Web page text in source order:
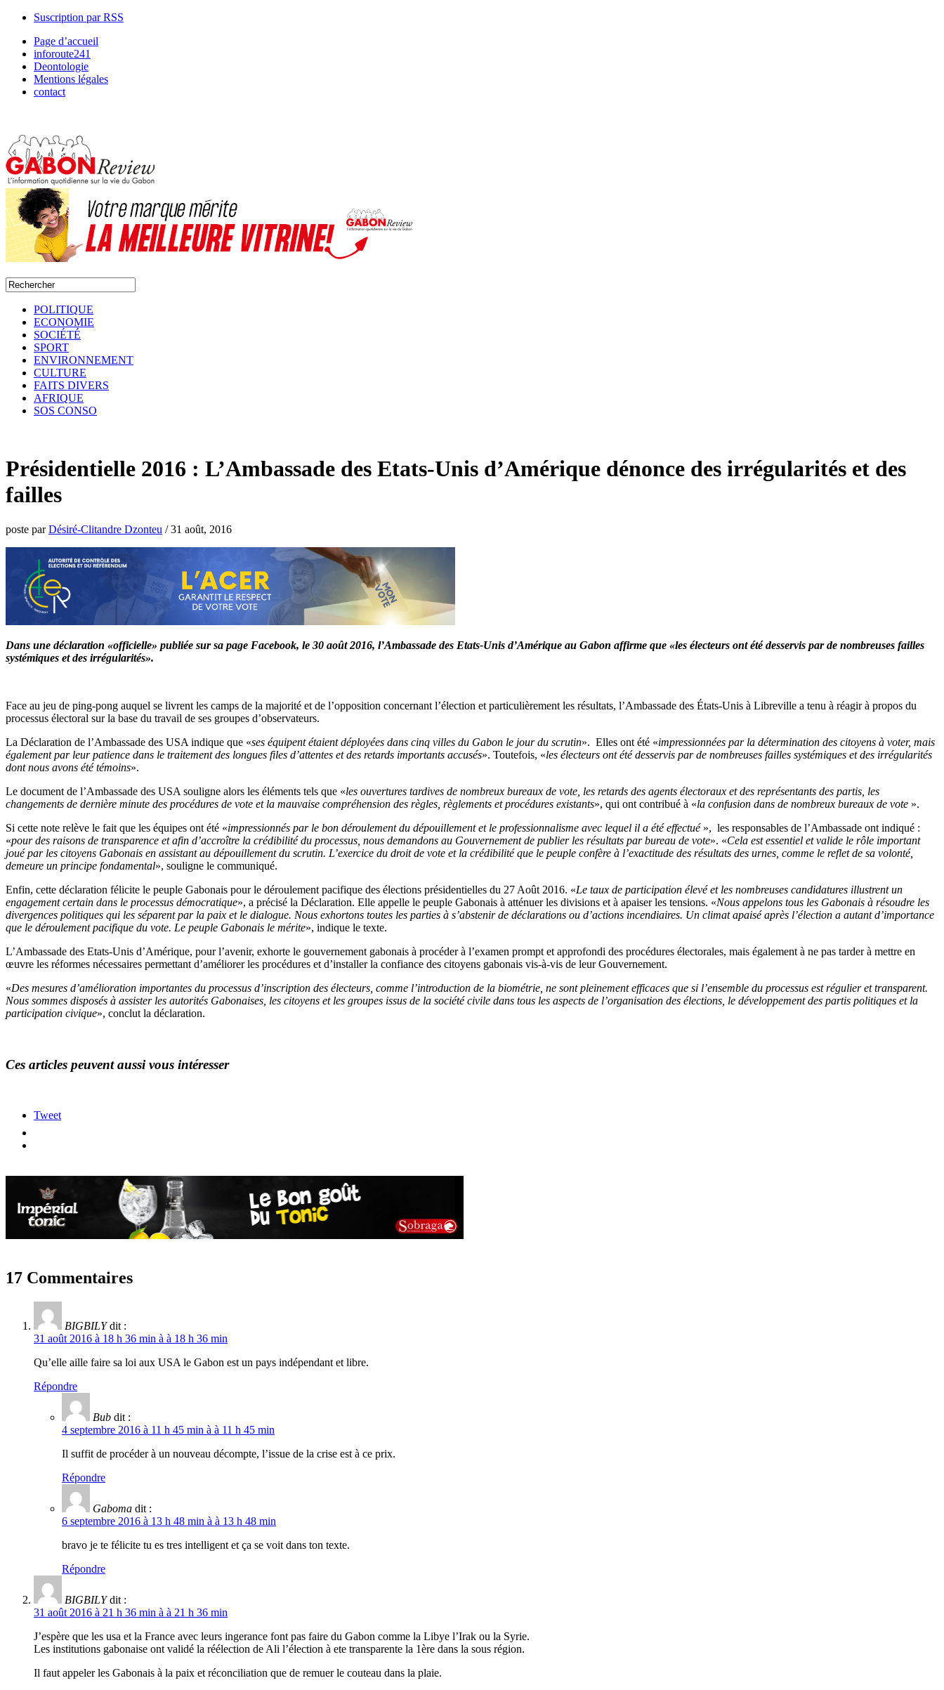
Suscription par RSS
Page d’accueil
inforoute241
Deontologie
Mentions légales
contact
POLITIQUE
ECONOMIE
SOCIÉTÉ
SPORT
ENVIRONNEMENT
CULTURE
FAITS DIVERS
AFRIQUE
SOS CONSO
Présidentielle 2016 : L’Ambassade des Etats-Unis d’Amérique dénonce des irrégularités et des
failles
poste parDésiré-Clitandre Dzonteu /31 août, 2016
Dans une déclaration «officielle» publiée sur sa page Facebook, le 30 août 2016, l’Ambassade des Etats-Unis d’Amérique au Gabon affirme que «les électeurs ont été desservis par de nombreuses failles
systémiques et des irrégularités».
Face au jeu de ping-pong auquel se livrent les camps de la majorité et de l’opposition concernant l’élection et particulièrement les résultats, l’Ambassade des États-Unis à Libreville a tenu à réagir à propos du
processus électoral sur la base du travail de ses groupes d’observateurs.
La Déclaration de l’Ambassade des USA indique que «ses équipent étaient déployées dans cinq villes du Gabon le jour du scrutin». Elles ont été «impressionnées par la détermination des citoyens à voter, mais
également par leur patience dans le traitement des longues files d’attentes et des retards importants accusés». Toutefois, «les électeurs ont été desservis par de nombreuses failles systémiques et des irrégularités
dont nous avons été témoins».
Le document de l’Ambassade des USA souligne alors les éléments tels que «les ouvertures tardives de nombreux bureaux de vote, les retards des agents électoraux et des représentants des partis, les
changements de dernière minute des procédures de vote et la mauvaise compréhension des règles, règlements et procédures existants», qui ont contribué à «la confusion dans de nombreux bureaux de vote ».
Si cette note relève le fait que les équipes ont été «impressionnés par le bon déroulement du dépouillement et le professionnalisme avec lequel il a été effectué », les responsables de l’Ambassade ont indiqué :
«pour des raisons de transparence et afin d’accroître la crédibilité du processus, nous demandons au Gouvernement de publier les résultats par bureau de vote». «Cela est essentiel et valide le rôle important
joué par les citoyens Gabonais en assistant au dépouillement du scrutin. L’exercice du droit de vote et la crédibilité que le peuple confère à l’exactitude des résultats des urnes, comme le reflet de sa volonté,
demeure un principe fondamental», souligne le communiqué.
Enfin, cette déclaration félicite le peuple Gabonais pour le déroulement pacifique des élections présidentielles du 27 Août 2016. «Le taux de participation élevé et les nombreuses candidatures illustrent un
engagement certain dans le processus démocratique», a précisé la Déclaration. Elle appelle le peuple Gabonais à atténuer les divisions et à apaiser les tensions. «Nous appelons tous les Gabonais à résoudre les
divergences politiques qui les séparent par la paix et le dialogue. Nous exhortons toutes les parties à s’abstenir de déclarations ou d’actions incendiaires. Un climat apaisé après l’élection a autant d’importance
que le déroulement pacifique du vote. Le peuple Gabonais le mérite», indique le texte.
L’Ambassade des Etats-Unis d’Amérique, pour l’avenir, exhorte le gouvernement gabonais à procéder à l’examen prompt et approfondi des procédures électorales, mais également à ne pas tarder à mettre en
œuvre les réformes nécessaires permettant d’améliorer les procédures et d’installer la confiance des citoyens gabonais vis-à-vis de leur Gouvernement.
«Des mesures d’amélioration importantes du processus d’inscription des électeurs, comme l’introduction de la biométrie, ne sont pleinement efficaces que si l’ensemble du processus est régulier et transparent.
Nous sommes disposés à assister les autorités Gabonaises, les citoyens et les groupes issus de la société civile dans tous les aspects de l’organisation des élections, le développement des partis politiques et la
participation civique», conclut la déclaration.
Ces articles peuvent aussi vous intéresser
Tweet
17 Commentaires
BIGBILY dit :
31 août 2016 à 18 h 36 min à à 18 h 36 min
Qu’elle aille faire sa loi aux USA le Gabon est un pays indépendant et libre.
Répondre
Bub dit :
4 septembre 2016 à 11 h 45 min à à 11 h 45 min
Il suffit de procéder à un nouveau décompte, l’issue de la crise est à ce prix.
Répondre
Gaboma dit :
6 septembre 2016 à 13 h 48 min à à 13 h 48 min
bravo je te félicite tu es tres intelligent et ça se voit dans ton texte.
Répondre
BIGBILY dit :
31 août 2016 à 21 h 36 min à à 21 h 36 min
J’espère que les usa et la France avec leurs ingerance font pas faire du Gabon comme la Libye l’Irak ou la Syrie.
Les institutions gabonaise ont validé la réélection de Ali l’élection à ete transparente la 1ère dans la sous région.
Il faut appeler les Gabonais à la paix et réconciliation que de remuer le couteau dans la plaie.